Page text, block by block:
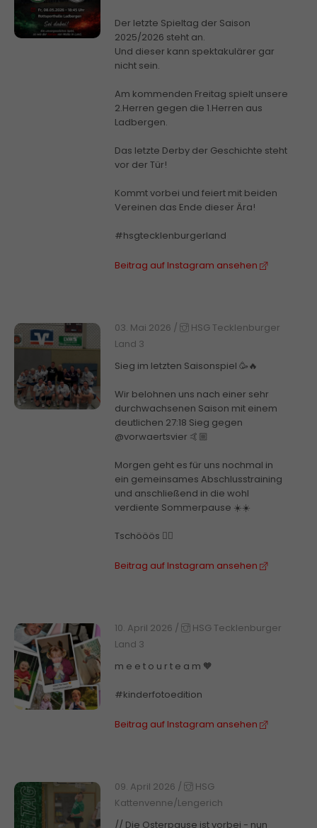
Der letzte Spieltag der Saison
2025/2026 steht an.
Und dieser kann spektakulärer gar
nicht sein.
Am kommenden Freitag spielt unsere
2.Herren gegen die 1.Herren aus
Ladbergen.
Das letzte Derby der Geschichte steht
vor der Tür!
Kommt vorbei und feiert mit beiden
Vereinen das Ende dieser Ära!
#hsgtecklenburgerland
Beitrag auf Instagram ansehen
03. Mai 2026 /
HSG Tecklenburger
Land 3
Sieg im letzten Saisonspiel 🥳🔥
Wir belohnen uns nach einer sehr
durchwachsenen Saison mit einem
deutlichen 27:18 Sieg gegen
@vorwaertsvier 🤙🏼
Morgen geht es für uns nochmal in
ein gemeinsames Abschlusstraining
und anschließend in die wohl
verdiente Sommerpause ☀️☀️
Tschööös ✌🏼
Beitrag auf Instagram ansehen
10. April 2026 /
HSG Tecklenburger
Land 3
m e e t o u r t e a m 🧡
#kinderfotoedition
Beitrag auf Instagram ansehen
09. April 2026 /
HSG
Kattenvenne/Lengerich
// Die Osterpause ist vorbei - nun